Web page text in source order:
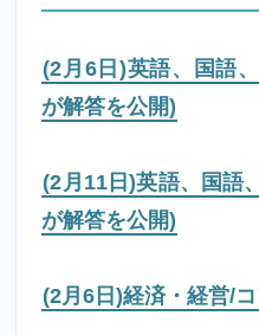
(2月6日)英語、国語
が解答を公開)
(2月11日)英語、国語
が解答を公開)
(2月6日)経済・経営/